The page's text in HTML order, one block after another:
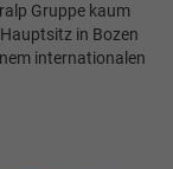
Gruppe kaum
in Bozen
internationalen